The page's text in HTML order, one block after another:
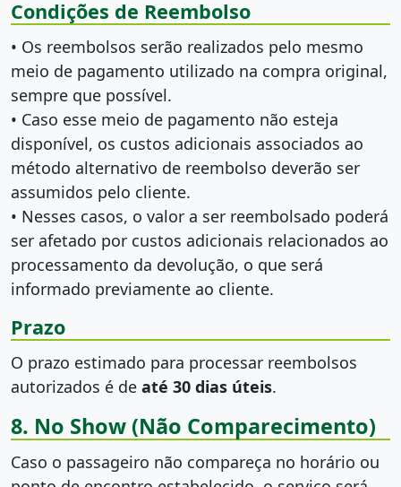
Condições de Reembolso
• Os reembolsos serão realizados pelo mesmo
meio de pagamento utilizado na compra original,
sempre que possível.
• Caso esse meio de pagamento não esteja
disponível, os custos adicionais associados ao
método alternativo de reembolso deverão ser
assumidos pelo cliente.
• Nesses casos, o valor a ser reembolsado poderá
ser afetado por custos adicionais relacionados ao
processamento da devolução, o que será
informado previamente ao cliente.
Prazo
O prazo estimado para processar reembolsos
autorizados é de até 30 dias úteis.
8. No Show (Não Comparecimento)
Caso o passageiro não compareça no horário ou